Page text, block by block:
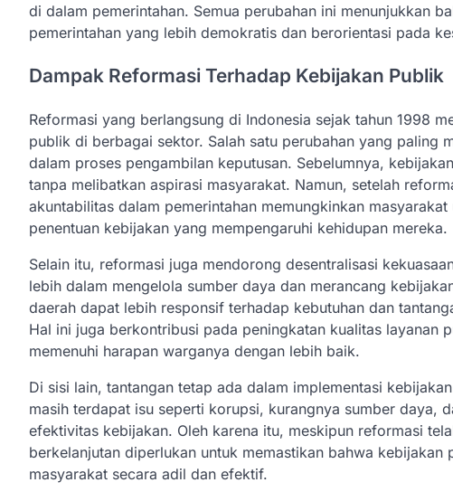
di dalam pemerintahan. Semua perubahan ini menunjukkan
pemerintahan yang lebih demokratis dan berorientasi pada
Dampak Reformasi Terhadap Kebijakan Publik
Reformasi yang berlangsung di Indonesia sejak tahun 1998
publik di berbagai sektor. Salah satu perubahan yang paling
dalam proses pengambilan keputusan. Sebelumnya,
tanpa melibatkan aspirasi masyarakat. Namun, setelah
akuntabilitas dalam pemerintahan memungkinkan
penentuan kebijakan yang mempengaruhi kehidupan mereka.
Selain itu, reformasi juga mendorong desentralisasi
lebih dalam mengelola sumber daya dan merancang
daerah dapat lebih responsif terhadap kebutuhan dan
Hal ini juga berkontribusi pada peningkatan kualitas layanan
memenuhi harapan warganya dengan lebih baik.
Di sisi lain, tantangan tetap ada dalam implementasi
masih terdapat isu seperti korupsi, kurangnya sumber daya,
efektivitas kebijakan. Oleh karena itu, meskipun reformasi
berkelanjutan diperlukan untuk memastikan bahwa
masyarakat secara adil dan efektif.